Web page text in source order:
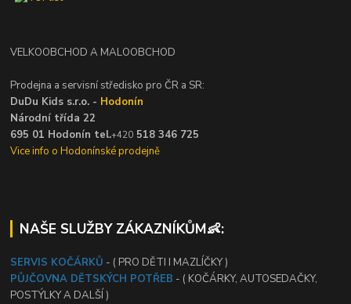
VELKOOBCHOD A MALOOBCHOD
Prodejna a servisní středisko pro ČR a SR:
DuDu Kids s.r.o. - Hodonín
Národní třída 22
695 01 Hodonín tel.+420 518 346 725
Vice info o Hodonínské prodejně
NAŠE SLUŽBY ZÁKAZNÍKŮM👶:
SERVIS KOČÁRKŮ - ( PRO DĚTI I MAZLÍČKY )
PŮJČOVNA DĚTSKÝCH POTŘEB - ( KOČÁRKY, AUTOSEDAČKY,
POSTÝLKY A DALŠÍ )